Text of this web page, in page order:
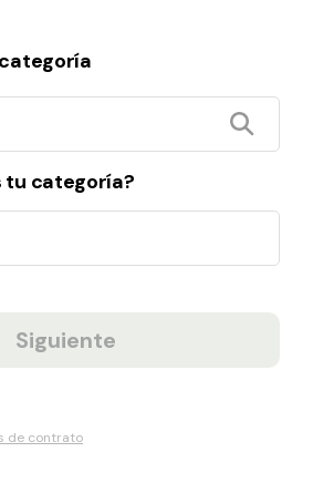
tu categoría?
Siguiente
de contrato